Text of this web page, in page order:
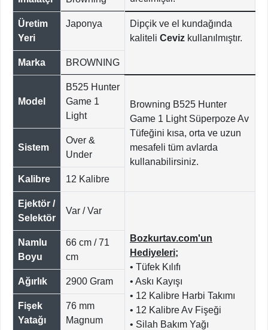
Üretim
Yeri
Japonya
Dipçik ve el kundağında
kaliteli Ceviz kullanılmıştır.
Marka BROWNING
Model
B525 Hunter
Game 1
Light
Browning B525 Hunter
Game 1 Light Süperpoze Av
Tüfeğini kısa, orta ve uzun
mesafeli tüm avlarda
kullanabilirsiniz.
Sistem
Over &
Under
Kalibre 12 Kalibre
Ejektör /
Selektör
Var / Var
Bozkurtav.com'un
Hediyeleri;
• Tüfek Kılıfı
• Askı Kayışı
• 12 Kalibre Harbi Takımı
• 12 Kalibre Av Fişeği
• Silah Bakım Yağı
Namlu
Boyu
66 cm / 71
cm
Ağırlık 2900 Gram
Fişek
Yatağı
76 mm
Magnum